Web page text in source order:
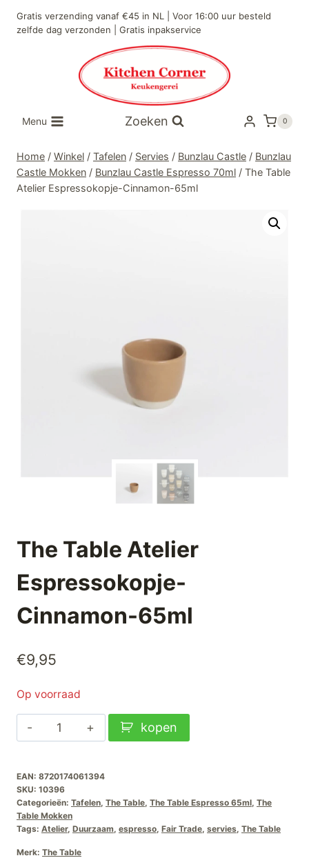
naar
Gratis verzending vanaf €45 in NL | Voor 16:00 uur besteld
zelfde dag verzonden | Gratis inpakservice
Menu Zoeken 0
Home / Winkel / Tafelen / Servies / Bunzlau Castle / Bunzlau
Castle Mokken / Bunzlau Castle Espresso 70ml / The Table
Atelier Espressokopje-Cinnamon-65ml
The Table Atelier
Espressokopje-
Cinnamon-65ml
€9,95
Op voorraad
The
Table
Espressokopje-
Cinnamon-
65ml
aantal
kopen
EAN: 8720174061394
SKU: 10396
Categorieën: Tafelen, The Table, The Table Espresso 65ml, The
Table Mokken
Tags: Atelier, Duurzaam, espresso, Fair Trade, servies, The Table
Merk: The Table